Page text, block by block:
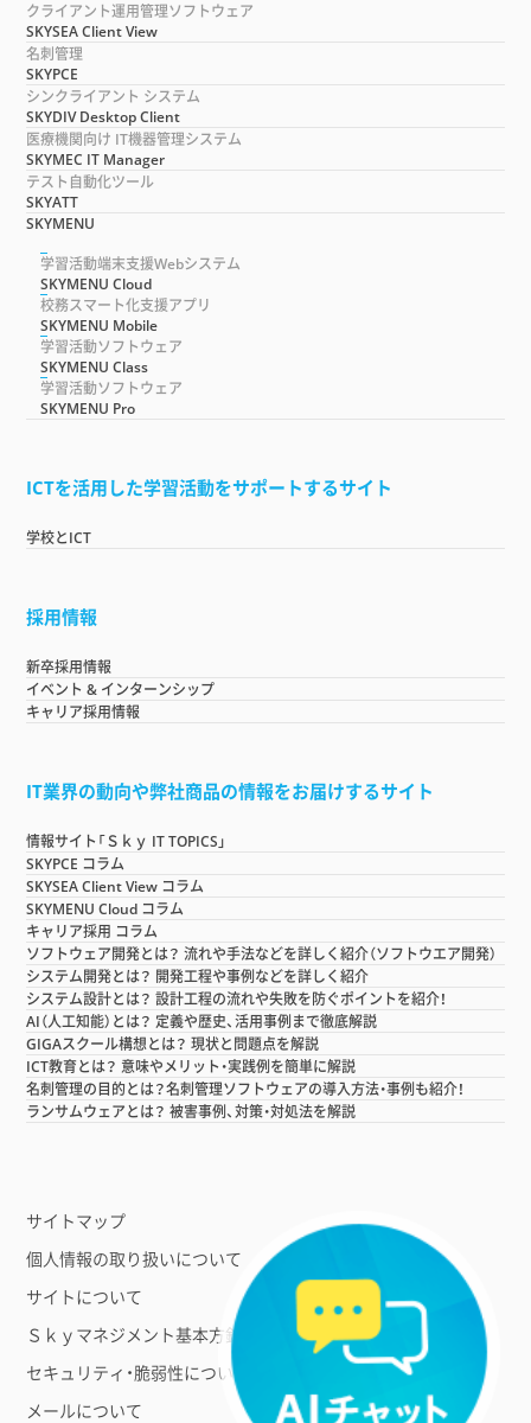
クライアント運用管理ソフトウェア
SKYSEA Client View
名刺管理
SKYPCE
シンクライアント システム
SKYDIV Desktop Client
医療機関向け IT機器管理システム
SKYMEC IT Manager
テスト自動化ツール
SKYATT
SKYMENU
学習活動端末支援Webシステム
SKYMENU Cloud
校務スマート化支援アプリ
SKYMENU Mobile
学習活動ソフトウェア
SKYMENU Class
学習活動ソフトウェア
SKYMENU Pro
ICTを活用した学習活動をサポートするサイト
学校とICT
採用情報
新卒採用情報
イベント & インターンシップ
キャリア採用情報
IT業界の動向や弊社商品の情報をお届けするサイト
情報サイト「Ｓｋｙ IT TOPICS」
SKYPCE コラム
SKYSEA Client View コラム
SKYMENU Cloud コラム
キャリア採用 コラム
ソフトウェア開発とは？ 流れや手法などを詳しく紹介（ソフトウエア開発）
システム開発とは？ 開発工程や事例などを詳しく紹介
システム設計とは？ 設計工程の流れや失敗を防ぐポイントを紹介！
AI（人工知能）とは？ 定義や歴史、活用事例まで徹底解説
GIGAスクール構想とは？ 現状と問題点を解説
ICT教育とは？ 意味やメリット・実践例を簡単に解説
名刺管理の目的とは？名刺管理ソフトウェアの導入方法・事例も紹介！
ランサムウェアとは？ 被害事例、対策・対処法を解説
サイトマップ
個人情報の取り扱いについて
サイトについて
Ｓｋｙマネジメント基本方針
セキュリティ・脆弱性について
メールについて